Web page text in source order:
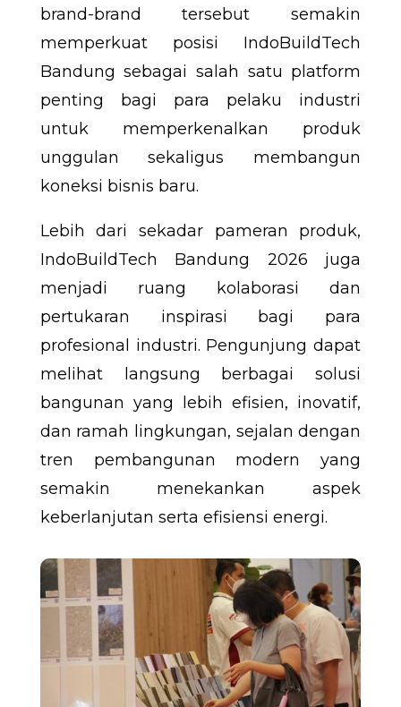
brand-brand tersebut semakin
memperkuat posisi IndoBuildTech
Bandung sebagai salah satu platform
penting bagi para pelaku industri
untuk memperkenalkan produk
unggulan sekaligus membangun
koneksi bisnis baru.
Lebih dari sekadar pameran produk,
IndoBuildTech Bandung 2026 juga
menjadi ruang kolaborasi dan
pertukaran inspirasi bagi para
profesional industri. Pengunjung dapat
melihat langsung berbagai solusi
bangunan yang lebih efisien, inovatif,
dan ramah lingkungan, sejalan dengan
tren pembangunan modern yang
semakin menekankan aspek
keberlanjutan serta efisiensi energi.